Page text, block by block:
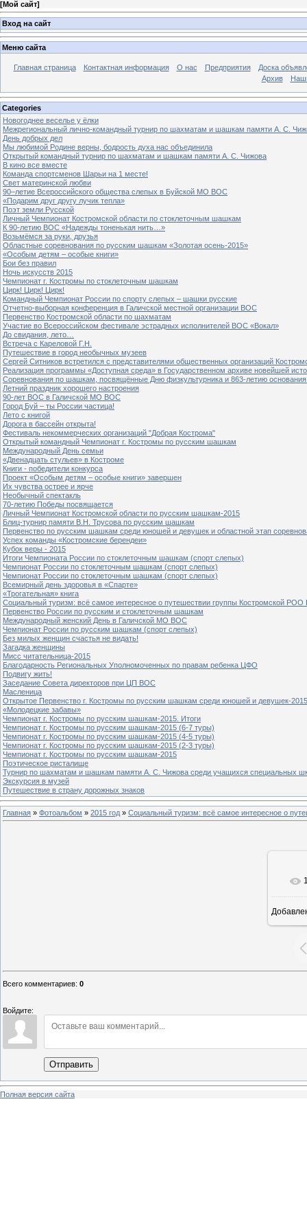
[Мой сайт]
Вход на сайт
Меню сайта
Главная страница Контактная информация О нас Предприятия
Доска
Архив
Categories
Новогоднее веселье у ёлки
Межрегиональный лично-командный турнир по шахматам и шашкам памяти А. С.
День добрых дел
Мы любимой Родине верны, бодрость духа нас объединила
Открытый командный турнир по шахматам и шашкам памяти А. С. Чижова
В кино все вместе
Команда спортсменов Шарьи на 1 месте!
Свет материнской любви
90–летие Всероссийского общества слепых в Буйской МО ВОС
«Подарим друг другу лучик тепла»
Поэт земли Русской
Личный Чемпионат Костромской области по стоклеточным шашкам
К 90-летию ВОС «Надежды тоненькая нить…»
Возьмёмся за руки, друзья
Областные соревнования по русским шашкам «Золотая осень-2015»
«Особым детям – особые книги»
Бои без правил
Ночь искусств 2015
Чемпионат г. Костромы по стоклеточным шашкам
Цирк! Цирк! Цирк!
Командный Чемпионат России по спорту слепых – шашки русские
Отчетно-выборная конференция в Галичской местной организации ВОС
Первенство Костромской области по шахматам
Участие во Всероссийском фестивале эстрадных исполнителей ВОС «Вокал»
До свидания, лето…
Встреча с Кареловой Г.Н.
Путешествие в город необычных музеев
Сергей Ситников встретился с представителями общественных организаций
Реализация программы «Доступная среда» в Государственном архиве новейшей
Соревнования по шашкам, посвящённые Дню физкультурника и 863-летию основания
Летний праздник хорошего настроения
90-лет ВОС в Галичской МО ВОС
Город Буй – ты России частица!
Лето с книгой
Дорога в бассейн открыта!
Фестиваль некоммерческих организаций "Добрая Кострома"
Открытый командный Чемпионат г. Костромы по русским шашкам
Международный День семьи
«Двенадцать стульев» в Костроме
Книги - победители конкурса
Проект «Особым детям – особые книги» завершен
Их чувства острее и ярче
Необычный спектакль
70-летию Победы посвящается
Личный Чемпионат Костромской области по русским шашкам-2015
Блиц-турнир памяти В.Н. Трусова по русским шашкам
Первенство по русским шашкам среди юношей и девушек и областной этап
Успех команды «Костромские берендеи»
Кубок веры - 2015
Итоги Чемпионата России по стоклеточным шашкам (спорт слепых)
Чемпионат России по стоклеточным шашкам (спорт слепых)
Чемпионат России по стоклеточным шашкам (спорт слепых)
Всемирный день здоровья в «Спарте»
«Трогательная» книга
Социальный туризм: всё самое интересное о путешествии группы Костромской
Первенство России по русским и стоклеточным шашкам
Международный женский День в Галичской МО ВОС
Чемпионат России по русским шашкам (спорт слепых)
Без милых женщин счастья не видать!
Загадка женщины
Мисс читательница-2015
Благодарность Региональных Уполномоченных по правам ребенка ЦФО
Подвигу жить!
Заседание Совета директоров при ЦП ВОС
Масленица
Открытое Первенство г. Костромы по русским шашкам среди юношей и девушек-
«Молодецкие забавы»
Чемпионат г. Костромы по русским шашкам-2015. Итоги
Чемпионат г. Костромы по русским шашкам-2015 (6-7 туры)
Чемпионат г. Костромы по русским шашкам-2015 (4-5 туры)
Чемпионат г. Костромы по русским шашкам-2015 (2-3 туры)
Чемпионат г. Костромы по русским шашкам-2015
Поэтическое ристалище
Турнир по шахматам и шашкам памяти А. С. Чижова среди учащихся специальных
Экскурсия в музей
Путешествие в страну дорожных знаков
Главная » Фотоальбом » 2015 год » Социальный туризм: всё самое интересное о
Всего комментариев: 0
Войдите:
Отправить
Полная версия сайта